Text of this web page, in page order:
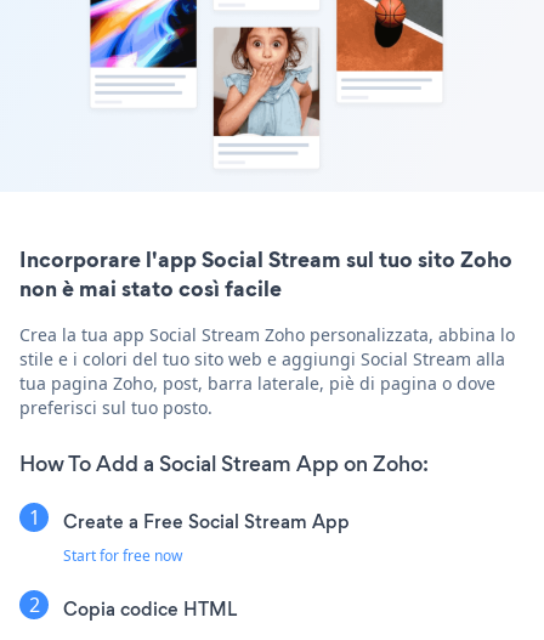
Incorporare l'app Social Stream sul tuo sito Zoho
non è mai stato così facile
Crea la tua app Social Stream Zoho personalizzata, abbina lo
stile e i colori del tuo sito web e aggiungi Social Stream alla
tua pagina Zoho, post, barra laterale, piè di pagina o dove
preferisci sul tuo posto.
How To Add a Social Stream App on Zoho:
Create a Free Social Stream App
Start for free now
Copia codice HTML